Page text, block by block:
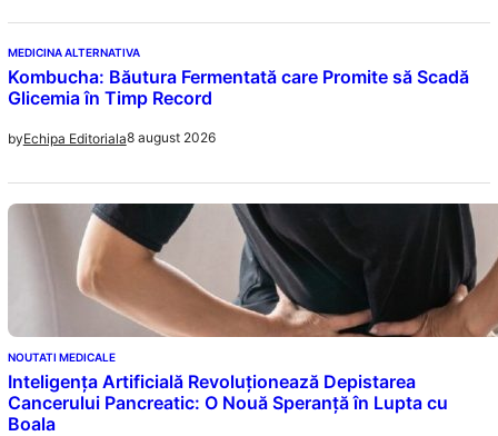
MEDICINA ALTERNATIVA
Kombucha: Băutura Fermentată care Promite să Scadă
Glicemia în Timp Record
byEchipa Editoriala8 august 2026
NOUTATI MEDICALE
Inteligența Artificială Revoluționează Depistarea
Cancerului Pancreatic: O Nouă Speranță în Lupta cu
Boala